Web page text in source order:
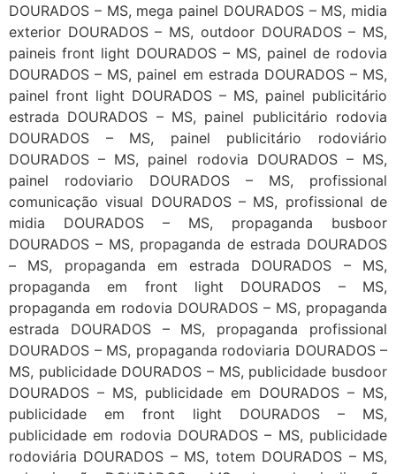
DOURADOS – MS, mega painel DOURADOS – MS, midia
exterior DOURADOS – MS, outdoor DOURADOS – MS,
paineis front light DOURADOS – MS, painel de rodovia
DOURADOS – MS, painel em estrada DOURADOS – MS,
painel front light DOURADOS – MS, painel publicitário
estrada DOURADOS – MS, painel publicitário rodovia
DOURADOS – MS, painel publicitário rodoviário
DOURADOS – MS, painel rodovia DOURADOS – MS,
painel rodoviario DOURADOS – MS, profissional
comunicação visual DOURADOS – MS, profissional de
midia DOURADOS – MS, propaganda busboor
DOURADOS – MS, propaganda de estrada DOURADOS
– MS, propaganda em estrada DOURADOS – MS,
propaganda em front light DOURADOS – MS,
propaganda em rodovia DOURADOS – MS, propaganda
estrada DOURADOS – MS, propaganda profissional
DOURADOS – MS, propaganda rodoviaria DOURADOS –
MS, publicidade DOURADOS – MS, publicidade busdoor
DOURADOS – MS, publicidade em DOURADOS – MS,
publicidade em front light DOURADOS – MS,
publicidade em rodovia DOURADOS – MS, publicidade
rodoviária DOURADOS – MS, totem DOURADOS – MS,